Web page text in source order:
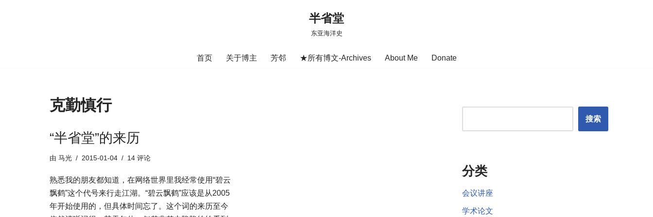
半省堂
东亚海洋史
首页 关于博主 芳邻 ★所有博文-Archives About Me Donate
克勤慎行
“半省堂”的来历
由 马光 2015-01-04 14 评论
熟悉我的朋友都知道，在网络世界里我经常使用“碧云
飘鹤”这个代号来行走江湖。“碧云飘鹤”应该是从2005
年开始使用的，但具体时间忘了。这个词的来历至今
搜索
分类
会议讲座
学术论文